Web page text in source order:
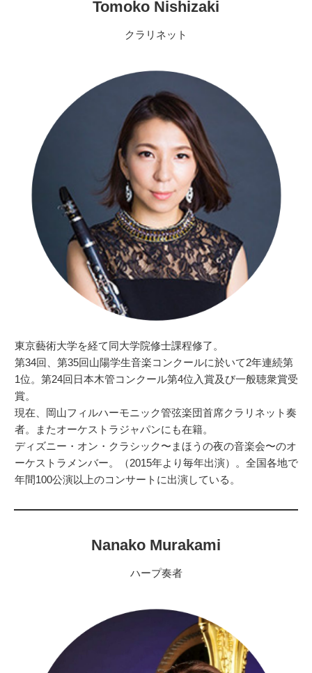
Tomoko Nishizaki
クラリネット
東京藝術大学を経て同大学院修士課程修了。
第34回、第35回山陽学生音楽コンクールに於いて2年連続第
1位。第24回日本木管コンクール第4位入賞及び一般聴衆賞受
賞。
現在、岡山フィルハーモニック管弦楽団首席クラリネット奏
者。またオーケストラジャパンにも在籍。
ディズニー・オン・クラシック〜まほうの夜の音楽会〜のオ
ーケストラメンバー。（2015年より毎年出演）。全国各地で
年間100公演以上のコンサートに出演している。
Nanako Murakami
ハープ奏者